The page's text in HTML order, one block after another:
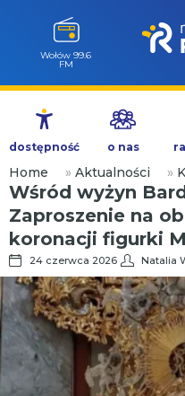
Przejdź
treści
Wołów 99.6
FM
dostępność o nas
Home » Aktualności »
Wśród wyżyn
Zaproszenie na
koronacji figurki
24 czerwca 2026 Natalia